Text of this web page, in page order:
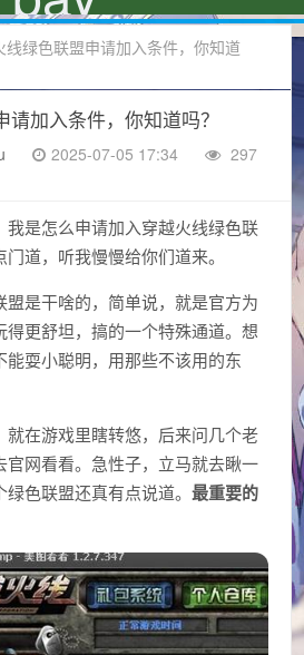
线绿色联盟申请加入条件，你知道
加入条件，你知道吗？
2025-07-05 17:34
297
我是怎么申请加入穿越火线绿色联
道，听我慢慢给你们道来。
盟是干啥的，简单说，就是官方为
更舒坦，搞的一个特殊通道。想
耍小聪明，用那些不该用的东
就在游戏里瞎转悠，后来问几个老
官网看看。急性子，立马就去瞅一
绿色联盟还真有点说道。最重要的